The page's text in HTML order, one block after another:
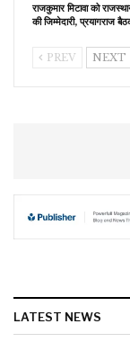
राजकुमार मिटावा को
की जिम्मेदारी, प्रयागराज
PREV NEXT
LATEST NEWS